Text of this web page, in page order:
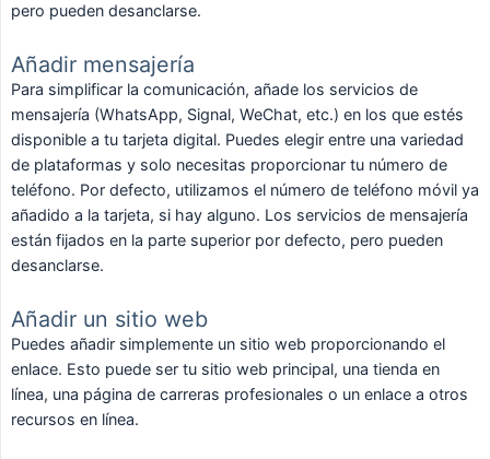
pero pueden desanclarse.
Añadir mensajería
Para simplificar la comunicación, añade los servicios de
mensajería (WhatsApp, Signal, WeChat, etc.) en los que estés
disponible a tu tarjeta digital. Puedes elegir entre una variedad
de plataformas y solo necesitas proporcionar tu número de
teléfono. Por defecto, utilizamos el número de teléfono móvil ya
añadido a la tarjeta, si hay alguno. Los servicios de mensajería
están fijados en la parte superior por defecto, pero pueden
desanclarse.
Añadir un sitio web
Puedes añadir simplemente un sitio web proporcionando el
enlace. Esto puede ser tu sitio web principal, una tienda en
línea, una página de carreras profesionales o un enlace a otros
recursos en línea.